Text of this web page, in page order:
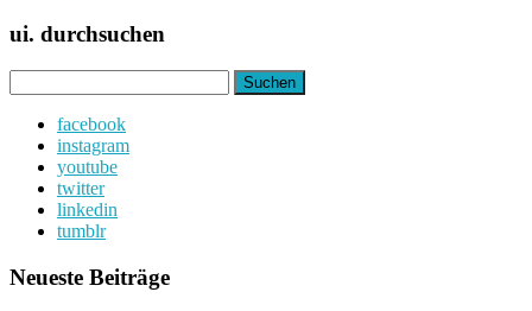
ui. durchsuchen
nach:
facebook
instagram
youtube
twitter
linkedin
tumblr
Neueste Beiträge